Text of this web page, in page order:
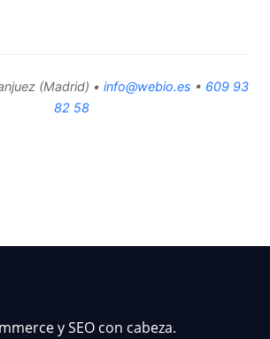
(Madrid) • info@webio.es • 609 93
82 58
y SEO con cabeza.